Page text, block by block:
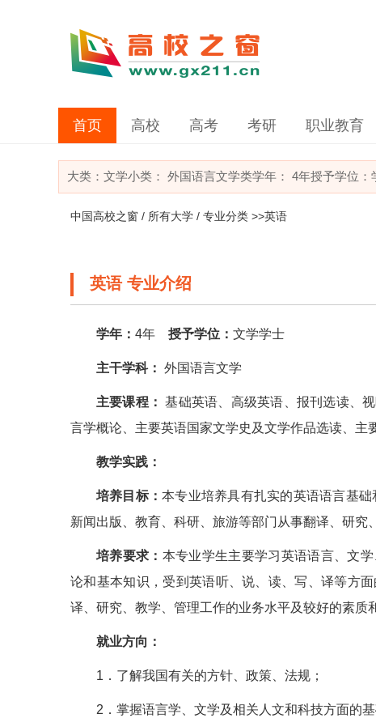
首页 高校 高考 考研 职业教育
大类： 文学小类： 外国语言文学类学年： 4年授予学位：
中国高校之窗 / 所有大学 / 专业分类 >>英语
英语 专业介绍
学年： 4年 授予学位： 文学学士
主干学科： 外国语言文学
主要课程： 基础英语、高级英语、报刊选读、
言学概论、主要英语国家文学史及文学作品选读、主
教学实践：
培养目标：本专业培养具有扎实的英语语言基
新闻出版、教育、科研、旅游等部门从事翻译、研究
培养要求： 本专业学生主要学习英语语言、文
论和基本知识，受到英语听、说、读、写、译等方
译、研究、教学、管理工作的业务水平及较好的素质
就业方向：
1．了解我国有关的方针、政策、法规；
2．掌握语言学、文学及相关人文和科技方面的基